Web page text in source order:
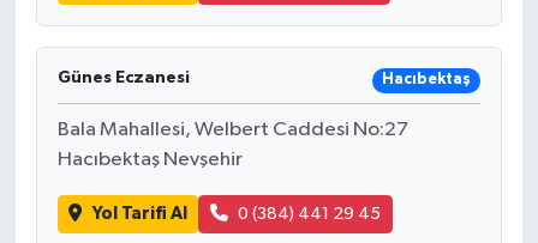
Günes Eczanesi Hacıbektaş
Bala Mahallesi, Welbert Caddesi No:27
Hacıbektaş Nevşehir
Yol Tarifi Al 0 (384) 441 29 45